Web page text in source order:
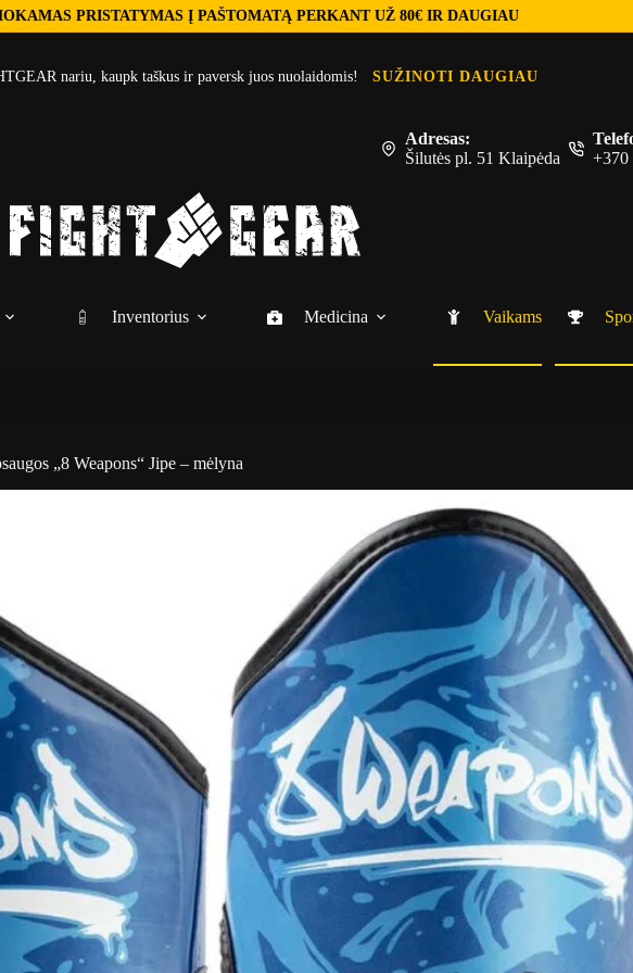
PRISTATYMAS Į PAŠTOMATĄ PERKANT UŽ 80€ IR DAUGIAU
nariu, kaupk taškus ir paversk juos nuolaidomis! SUŽINOTI DAUGIAU
Adresas:
Šilutės pl. 51 Klaipėda
+370
Inventorius Medicina Vaikams
„8 Weapons“ Jipe – mėlyna